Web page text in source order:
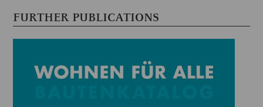
FURTHER PUBLICATIONS